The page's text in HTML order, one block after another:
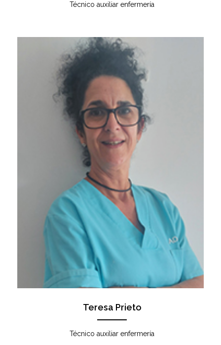
Técnico auxiliar enfermería
Teresa Prieto
Técnico auxiliar enfermería